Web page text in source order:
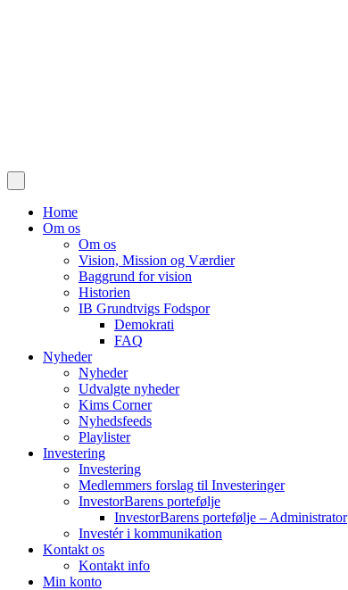
Home
Om os
Om os
Vision, Mission og Værdier
Baggrund for vision
Historien
IB Grundtvigs Fodspor
Demokrati
FAQ
Nyheder
Nyheder
Udvalgte nyheder
Kims Corner
Nyhedsfeeds
Playlister
Investering
Investering
Medlemmers forslag til Investeringer
InvestorBarens portefølje
InvestorBarens portefølje – Administrator
Investér i kommunikation
Kontakt os
Kontakt info
Min konto